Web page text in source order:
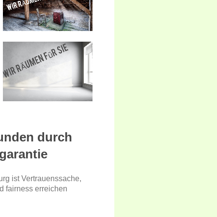
durch
ist Vertrauenssache,
fairness erreichen